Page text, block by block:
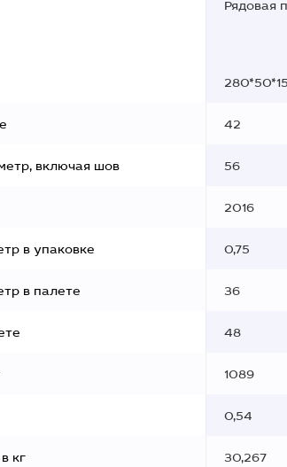
Рядовая
280*50*15
42
включая шов 56
2016
в упаковке 0,75
в палете 36
48
1089
0,54
кг 30,267